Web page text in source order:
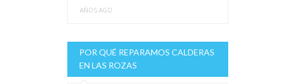
AÑOS AGO
POR QUÉ REPARAMOS CALDERAS
EN LAS ROZAS